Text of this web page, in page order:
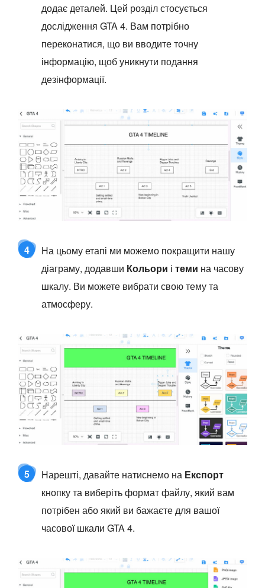
додає деталей. Цей розділ стосується
дослідження GTA 4. Вам потрібно
переконатися, що ви вводите точну
інформацію, щоб уникнути подання
дезінформації.
4
На цьому етапі ми можемо покращити нашу
діаграму, додавши Кольори і теми на часову
шкалу. Ви можете вибрати свою тему та
атмосферу.
5 Нарешті, давайте натиснемо на Експорт
кнопку та виберіть формат файлу, який вам
потрібен або який ви бажаєте для вашої
часової шкали GTA 4.